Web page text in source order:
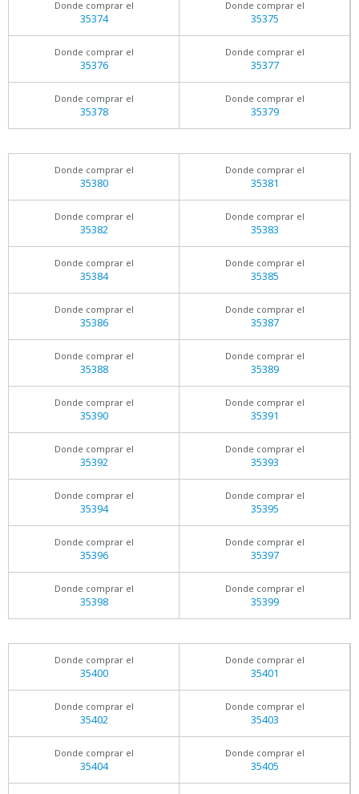
Donde comprar el
35374
Donde comprar el
35375
Donde comprar el
35376
Donde comprar el
35377
Donde comprar el
35378
Donde comprar el
35379
Donde comprar el
35380
Donde comprar el
35381
Donde comprar el
35382
Donde comprar el
35383
Donde comprar el
35384
Donde comprar el
35385
Donde comprar el
35386
Donde comprar el
35387
Donde comprar el
35388
Donde comprar el
35389
Donde comprar el
35390
Donde comprar el
35391
Donde comprar el
35392
Donde comprar el
35393
Donde comprar el
35394
Donde comprar el
35395
Donde comprar el
35396
Donde comprar el
35397
Donde comprar el
35398
Donde comprar el
35399
Donde comprar el
35400
Donde comprar el
35401
Donde comprar el
35402
Donde comprar el
35403
Donde comprar el
35404
Donde comprar el
35405